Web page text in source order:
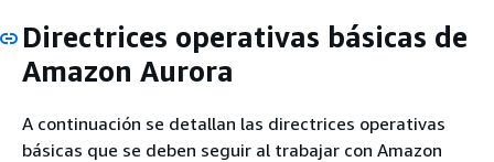
Directrices operativas básicas de
Amazon Aurora
A continuación se detallan las directrices operativas
básicas que se deben seguir al trabajar con Amazon